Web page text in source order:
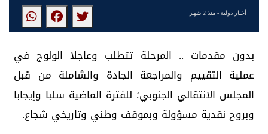
أخبار دولية- منذ 2 شهر
بدون مقدمات .. المرحلة تتطلب وعاجلا الولوج في
عملية التقييم والمراجعة الجادة والشاملة من قبل
المجلس الانتقالي الجنوبي؛ للفترة الماضية سلبا وإيجابا
وبروح نقدية مسؤولة وبموقف وطني وتاريخي شجاع.